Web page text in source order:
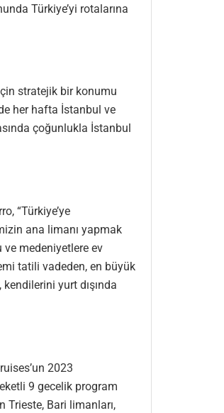
Türkiye’yi rotalarına
stratejik bir konumu
her hafta İstanbul ve
çoğunlukla İstanbul
“Türkiye’ye
ana limanı yapmak
ve medeniyetlere ev
tatili vadeden, en büyük
yurt dışında
2023
9 gecelik program
Trieste, Bari limanları,